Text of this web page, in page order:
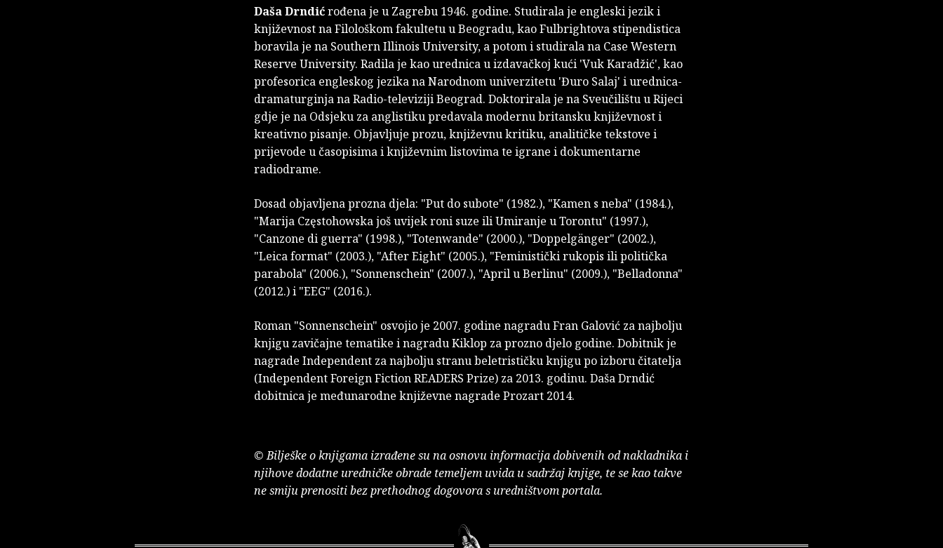
Daša Drndićrođena je u Zagrebu 1946. godine. Studirala je engleski jezik i
književnost na Filološkom fakultetu u Beogradu, kao Fulbrightova stipendistica
boravila je na Southern Illinois University, a potom i studirala na Case Western
Reserve University. Radila je kao urednica u izdavačkoj kući 'Vuk Karadžić', kao
profesorica engleskog jezika na Narodnom univerzitetu 'Đuro Salaj' i urednica-
dramaturginja na Radio-televiziji Beograd. Doktorirala je na Sveučilištu u Rijeci
gdje je na Odsjeku za anglistiku predavala modernu britansku književnost i
kreativno pisanje. Objavljuje prozu, književnu kritiku, analitičke tekstove i
prijevode u časopisima i književnim listovima te igrane i dokumentarne
radiodrame.
Dosad objavljena prozna djela: "Put do subote" (1982.), "Kamen s neba" (1984.),
"Marija Częstohowska još uvijek roni suze ili Umiranje u Torontu" (1997.),
"Canzone di guerra" (1998.), "Totenwande" (2000.), "Doppelgänger" (2002.),
"Leica format" (2003.), "After Eight" (2005.), "Feministički rukopis ili politička
parabola" (2006.), "Sonnenschein" (2007.), "April u Berlinu" (2009.), "Belladonna"
(2012.) i "EEG" (2016.).
Roman "Sonnenschein" osvojio je 2007. godine nagradu Fran Galović za najbolju
knjigu zavičajne tematike i nagradu Kiklop za prozno djelo godine. Dobitnik je
nagrade Independent za najbolju stranu beletrističku knjigu po izboru čitatelja
(Independent Foreign Fiction READERS Prize) za 2013. godinu. Daša Drndić
dobitnica je međunarodne književne nagrade Prozart 2014.
© Bilješke o knjigama izrađene su na osnovu informacija dobivenih od nakladnika i
njihove dodatne uredničke obrade temeljem uvida u sadržaj knjige, te se kao takve
ne smiju prenositi bez prethodnog dogovora s uredništvom portala.